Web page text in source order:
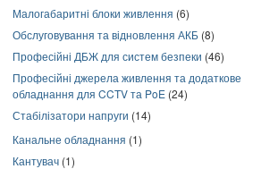
Малогабаритні блоки живлення (6)
Обслуговування та відновлення АКБ (8)
Професійні ДБЖ для систем безпеки (46)
Професійні джерела живлення та додаткове
обладнання для CCTV та PoE (24)
Стабілізатори напруги (14)
Канальне обладнання (1)
Кантувач (1)